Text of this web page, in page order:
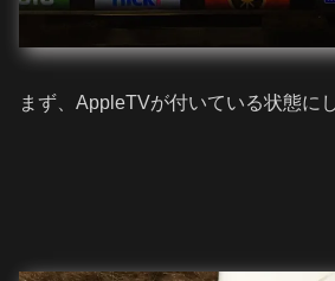
まず、AppleTVが付いている状態に